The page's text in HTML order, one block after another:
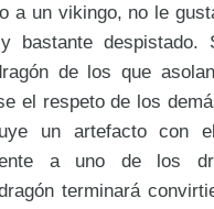
a un vikingo, no le
bastante despistado.
de los que
el respeto de los
un artefacto con
a uno de los
terminará